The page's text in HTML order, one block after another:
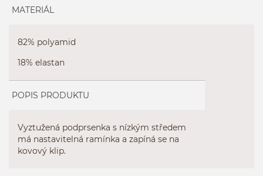
MATERIÁL
82% polyamid
18% elastan
POPIS PRODUKTU
Vyztužená podprsenka s nízkým středem
má nastavitelná ramínka a zapíná se na
kovový klip.